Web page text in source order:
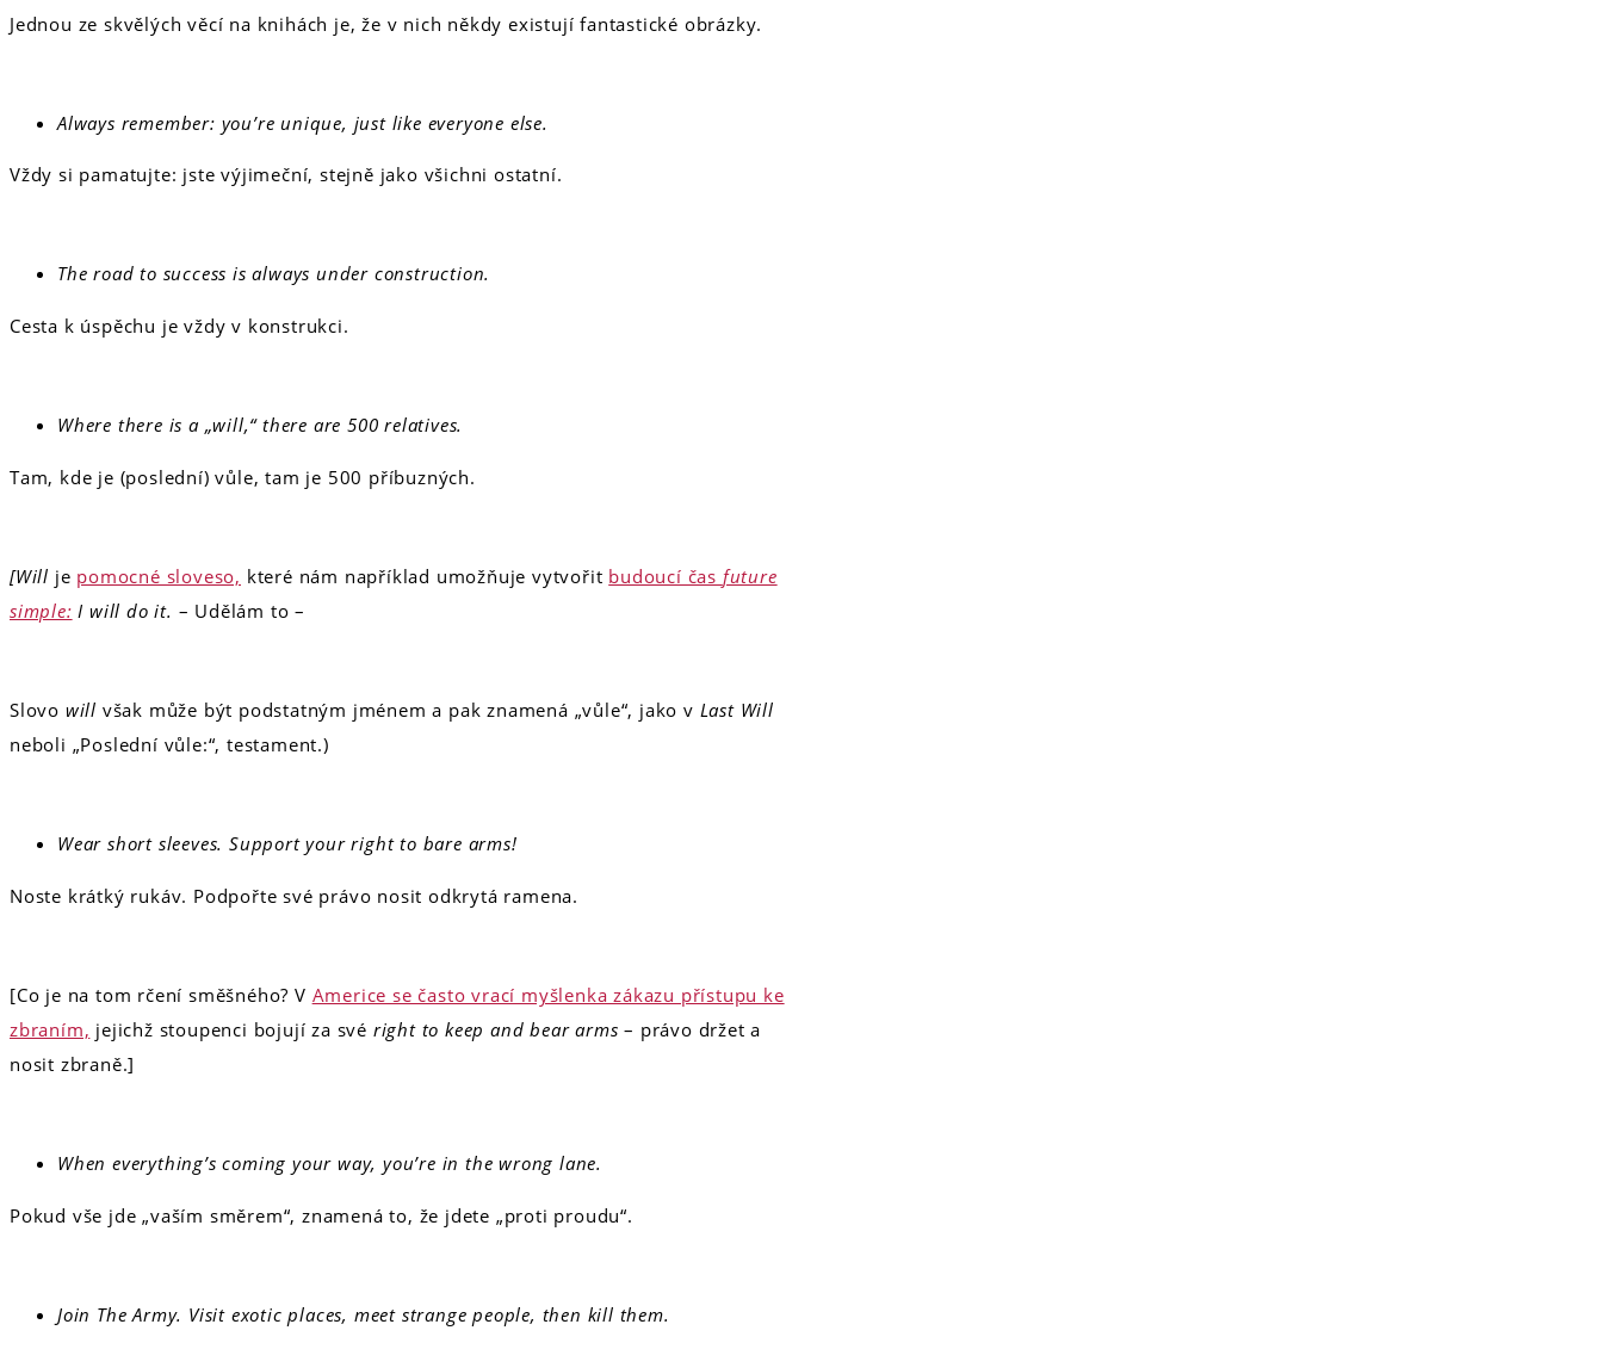
Jednou ze skvělých věcí na knihách je, že v nich někdy existují fantastické obrázky.
Always remember: you’re unique, just like everyone else.
Vždy si pamatujte: jste výjimeční, stejně jako všichni ostatní.
The road to success is always under construction.
Cesta k úspěchu je vždy v konstrukci.
Where there is a „will,“ there are 500 relatives.
Tam, kde je (poslední) vůle, tam je 500 příbuzných.
[Will je pomocné sloveso, které nám například umožňuje vytvořit budoucí čas future
simple: I will do it. – Udělám to –
Slovo will však může být podstatným jménem a pak znamená „vůle“, jako v Last Will
neboli „Poslední vůle:“, testament.)
Wear short sleeves. Support your right to bare arms!
Noste krátký rukáv. Podpořte své právo nosit odkrytá ramena.
[Co je na tom rčení směšného? V Americe se často vrací myšlenka zákazu přístupu ke
zbraním, jejichž stoupenci bojují za své right to keep and bear arms – právo držet a
nosit zbraně.]
When everything’s coming your way, you’re in the wrong lane.
Pokud vše jde „vaším směrem“, znamená to, že jdete „proti proudu“.
Join The Army. Visit exotic places, meet strange people, then kill them.